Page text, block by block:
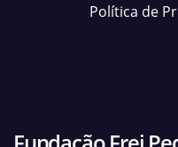
Política de